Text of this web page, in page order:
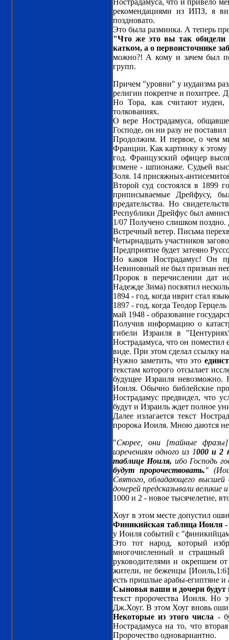
Нострадамуса, что и привело
рекомендациями из ИПЗ, я
поздновато.
Это была разминка. А теперь
"Что же это вы так обидели
катком, а о первоисточнике
можно?! А кому и зачем был
групп.
Причем "уровни" у иудаизма
религии покрепче и похитрее.
Но Тора, как считают иудеи,
толкованиях.
О вере Нострадамуса,
Господе, он ни разу не
Продолжим. И первое, о чем
Франции. Как картинку к
год. Французский офицер
измене - шпионаже. Судьей
Золя. 14 присяжных-
Второй суд состоялся в 1899
приписываемые Дрейфусу,
предательства. Но
Республики Дрейфус был
1/07 Получено слишком поздно.
Встречный ветер. Письма
Четырнадцать участников
Предприятие будет затеяно
Но каков Нострадамус! Он
Невиновный не был признан
Пророк в перечислении дат
Надежде Зима) посвятил
1894 - год, когда иврит стал
1897 - год, когда Теодор
май 1948 - образование
Получив информацию о
гибели Израиля в
Нострадамуса, что он
виде. При этом сделал ссылку
Нужно заметить, что это
текстам которого отсылает
будущее Израиля невозможно.
Иоиля. Обычно библейские
Нострадамус предвидел, что
будут и Израиль ждет полное
Далее излагается текст
пророка Иоиля. Мною даются
"Скорее, они [тайные
изречениям одного из 1000 и 2
таблице Иоиля, ибо Господь
будут пророчествовать."
Святого, обладающего
дочерей предсказывали
1000 и 2 - новое тысячелетие,
Хоуг в этом месте допустил
Финикийская таблица Иоиля -
у Иоиля событий с
Это тот народ, который
многочисленный и
руководителями и окрепшем
жители, не беженцы
есть пришлые арабы-египтяне
Сыновья ваши и дочери будут
текст пророчества Иоиля. Но
Дж.Хоуг. В этом Хоуг вновь
Некоторые из этого числа -
Нострадамуса на то, что
Пророчество одновариантно.